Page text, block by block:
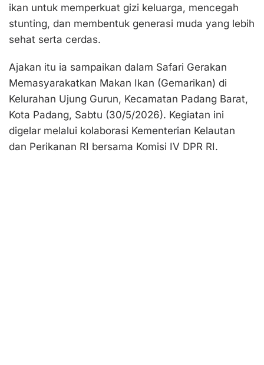
ikan untuk memperkuat gizi keluarga, mencegah
stunting, dan membentuk generasi muda yang lebih
sehat serta cerdas.
Ajakan itu ia sampaikan dalam Safari Gerakan
Memasyarakatkan Makan Ikan (Gemarikan) di
Kelurahan Ujung Gurun, Kecamatan Padang Barat,
Kota Padang, Sabtu (30/5/2026). Kegiatan ini
digelar melalui kolaborasi Kementerian Kelautan
dan Perikanan RI bersama Komisi IV DPR RI.